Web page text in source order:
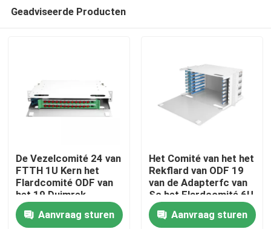
Thuis
Geadviseerde Producten
De Vezelcomité 24 van
FTTH 1U Kern het
Flardcomité ODF van
het 19 Duimrek
Eenheid
Aanvraag sturen
Het Comité van het het
Rekflard van ODF 19
van de Adapterfc van
Sc het Flardcomité 6U
96 Kern
Aanvraag sturen